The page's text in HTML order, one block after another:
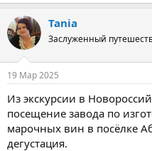
Tania
Заслуженный
19 Мар 2025
Из экскурсии в
посещение завода по
марочных вин в посёлке
дегустация.